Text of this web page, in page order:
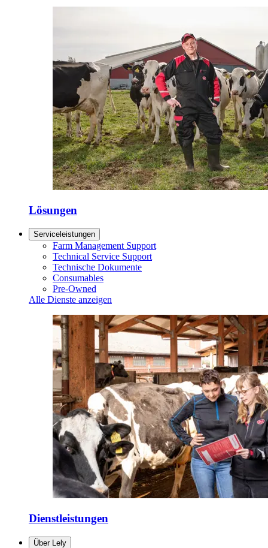
Lösungen
Serviceleistungen
Farm Management Support
Technical Service Support
Technische Dokumente
Consumables
Pre-Owned
Alle Dienste anzeigen
Dienstleistungen
Über Lely